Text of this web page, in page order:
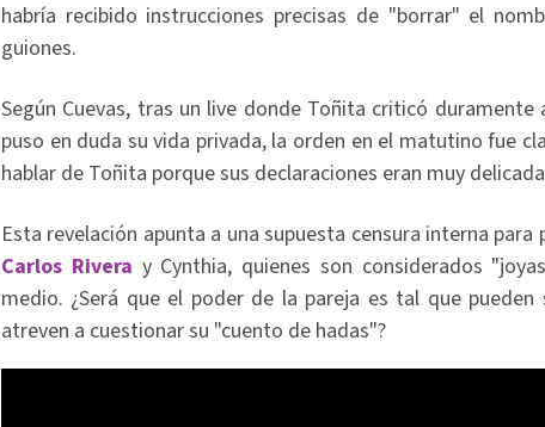
habría recibido instrucciones precisas de "borrar" el
guiones.
Según Cuevas, tras un live donde Toñita criticó duramente
puso en duda su vida privada, la orden en el matutino fue
hablar de Toñita porque sus declaraciones eran muy
Esta revelación apunta a una supuesta censura interna
Carlos Rivera y Cynthia, quienes son considerados
medio. ¿Será que el poder de la pareja es tal que pueden
atreven a cuestionar su "cuento de hadas"?